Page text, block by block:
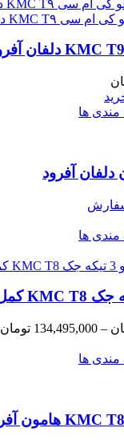
مندی ها
دلفان آفرود
مندی ها
–
134,495,000 تومان
مندی ها